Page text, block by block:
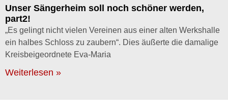
Unser Sängerheim soll noch schöner werden,
part2!
„Es gelingt nicht vielen Vereinen aus einer alten Werkshalle
ein halbes Schloss zu zaubern“. Dies äußerte die damalige
Kreisbeigeordnete Eva-Maria
Weiterlesen »